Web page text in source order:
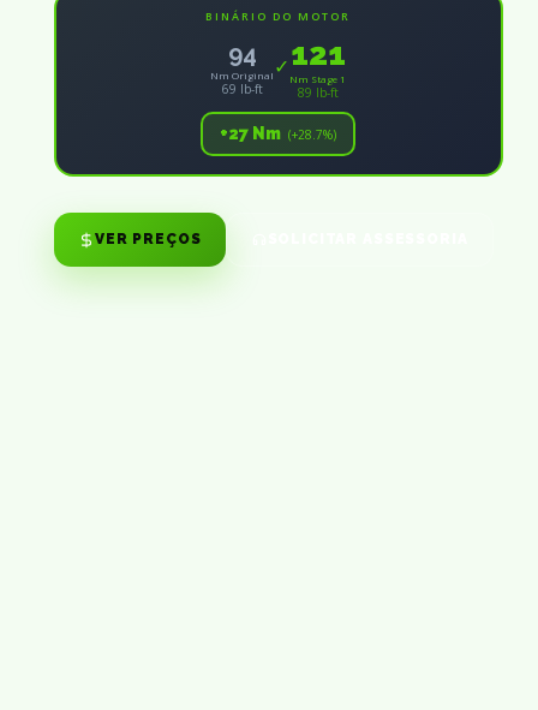
BINÁRIO DO MOTOR
94
Nm Original
69 lb-ft
✓ 121
Nm Stage 1
89 lb-ft
+27 Nm (+28.7%)
VER PREÇOS